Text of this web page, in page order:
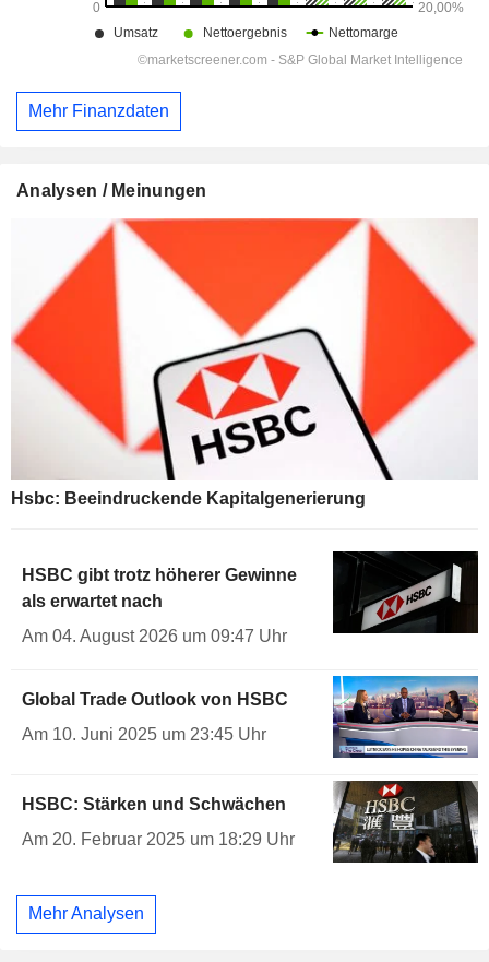
Mehr Finanzdaten
Analysen / Meinungen
Hsbc: Beeindruckende Kapitalgenerierung
HSBC gibt trotz höherer Gewinne
als erwartet nach
Am 04. August 2026 um 09:47 Uhr
Global Trade Outlook von HSBC
Am 10. Juni 2025 um 23:45 Uhr
HSBC: Stärken und Schwächen
Am 20. Februar 2025 um 18:29 Uhr
Mehr Analysen